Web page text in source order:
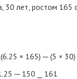
30 лет, ростом 165
× 165) ─ (5 ×
─ 150 ⎯ 161